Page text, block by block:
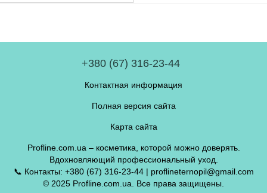
+380 (67) 316-23-44
Контактная информация
Полная версия сайта
Карта сайта
Profline.com.ua – косметика, которой можно доверять.
Вдохновляющий профессиональный уход.
📞 Контакты: +380 (67) 316-23-44 | proflineternopil@gmail.com
© 2025 Profline.com.ua. Все права защищены.